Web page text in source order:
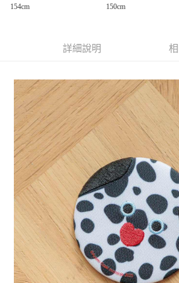
帳／街口支付／iPASS MONEY」等通路繳費。
用戶於交易時，得透過本服務購買商品或服務，並
買賣價金債權讓與本公司後，依約使用本公司帳單
2.基於同意付款使用「大哥付你分期」之契約關係
資料（包含姓名、電話或地址）提供予台灣大哥大
由本公司與您本人進行分期帳單所需資料之確認、
3.完整用戶服務條款，請詳閱以下連結：
https://
２．訂單成立數日內，您將收到繳費通知簡訊。
※ 請注意：結帳手續完成當下不需立刻繳費，但若
購買商品的店家。未經商家同意取消之訂單仍視為
後付繳納相關費用。
※ 交易是否成功請以「AFTEE先享後付 」之結帳頁
是否繳費成功／繳費後需取消欲退款等相關疑問，
客戶支援中心」https://netprotections.freshdesk.com/
【注意事項】
１．透過由恩沛科技股份有限公司提供之「AFTEE
易，需依本服務之必要範圍內提供個人資料，並將
權轉讓予恩沛科技股份有限公司。
２．關於個人資料處理事宜，請瀏覽以下網址：
３．未成年的使用者請事先徵得法定代理人或監護
「AFTEE先享後付」，若未經同意申辦者引起之損
４．使用「AFTEE先享後付」時，將依據個別帳號
時審查核予不同之上限額度；若仍有額度不足之情
請求用戶進行身份認證。
５．嚴禁一人註冊多個帳號或使用他人資訊註冊。
付款後 7-11取貨
每筆NT$80，滿NT$1,500(含以上)免運費
宅配
每筆NT$80，滿NT$1,500(含以上)免運費
154cm
150cm
詳細說明